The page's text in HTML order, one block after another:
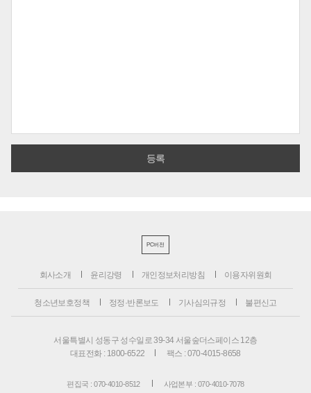
PC버전
회사소개 윤리강령 개인정보처리방침 이용자위원회
청소년보호정책 정정·반론보도 기사심의규정 불편신고
서울특별시 성동구 성수일로 39-34 서울숲더스페이스 12층
대표전화 : 1800-6522
팩스 : 070-4015-8658
편집국 : 070-4010-8512
사업본부 : 070-4010-7078